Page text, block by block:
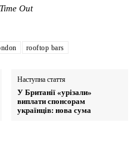
Out
rooftop bars
Наступна стаття
У Британії «урізали»
виплати спонсорам
українців: нова сума